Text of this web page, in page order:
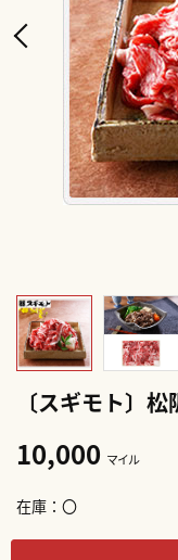
〔スギモト〕
10,000 マイル
在庫 〇